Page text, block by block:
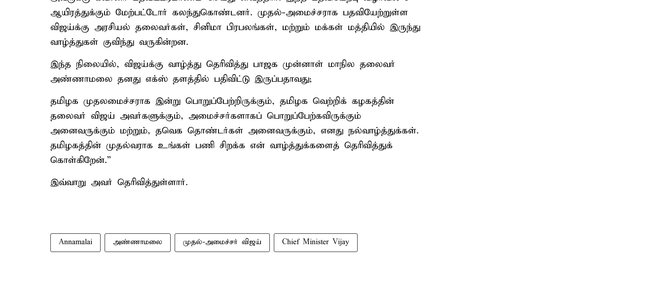
ஆயிரத்துக்கும் மேற்பட்டோர் கலந்துகொண்டனர். முதல்-அமைச்சராக பதவியேற்றுள்ள
விஜய்க்கு அரசியல் தலைவர்கள், சினிமா பிரபலங்கள், மற்றும் மக்கள் மத்தியில் இருந்து
வாழ்த்துகள் குவிந்து வருகின்றன.
இந்த நிலையில், விஜய்க்கு வாழ்த்து தெரிவித்து பாஜக முன்னாள் மாநில தலைவர்
அண்ணாமலை தனது எக்ஸ் தளத்தில் பதிவிட்டு இருப்பதாவது;
தமிழக முதலமைச்சராக இன்று பொறுப்பேற்றிருக்கும், தமிழக வெற்றிக் கழகத்தின்
தலைவர் விஜய் அவர்களுக்கும், அமைச்சர்களாகப் பொறுப்பேற்கவிருக்கும்
அனைவருக்கும் மற்றும், தவெக தொண்டர்கள் அனைவருக்கும், எனது நல்வாழ்த்துக்கள்.
தமிழகத்தின் முதல்வராக உங்கள் பணி சிறக்க என் வாழ்த்துக்களைத் தெரிவித்துக்
கொள்கிறேன்.”
இவ்வாறு அவர் தெரிவித்துள்ளார்.
Annamalai அண்ணாமலை முதல்-அமைச்சர் விஜய் Chief Minister Vijay